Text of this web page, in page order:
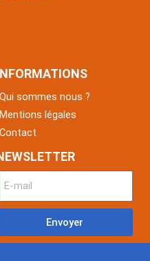
Qui sommes nous ?
Mentions légales
Contact
Envoyer